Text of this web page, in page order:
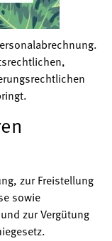
zur Freistellung
sowie
zur Vergütung